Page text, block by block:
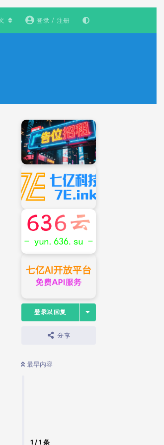
登录 / 注册
登录以回复
分享
最早内容
1 /1 条